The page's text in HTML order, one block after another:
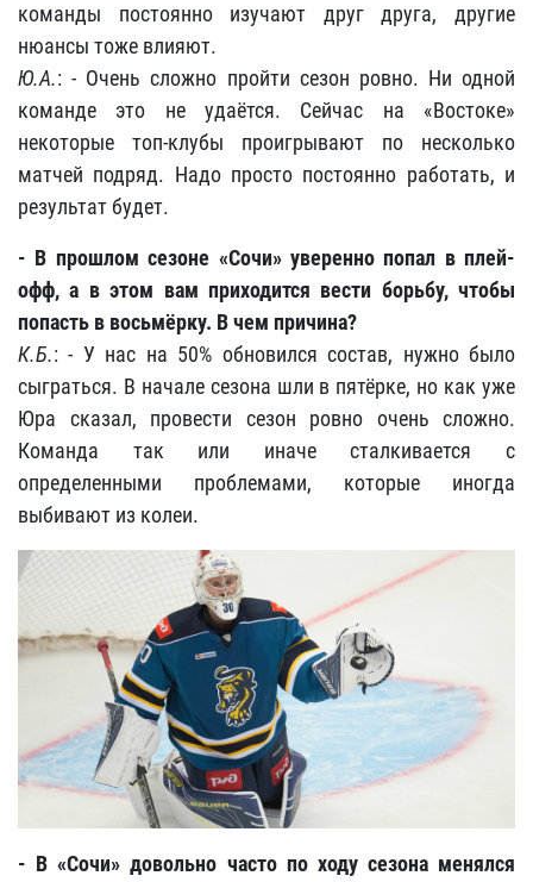
команды постоянно изучают друг друга, другие
нюансы тоже влияют.
Ю.А.: - Очень сложно пройти сезон ровно. Ни одной
команде это не удаётся. Сейчас на «Востоке»
некоторые топ-клубы проигрывают по несколько
матчей подряд. Надо просто постоянно работать, и
результат будет.
- В прошлом сезоне «Сочи» уверенно попал в плей-
офф, а в этом вам приходится вести борьбу, чтобы
попасть в восьмёрку. В чем причина?
К.Б.: - У нас на 50% обновился состав, нужно было
сыграться. В начале сезона шли в пятёрке, но как уже
Юра сказал, провести сезон ровно очень сложно.
Команда так или иначе сталкивается с
определенными проблемами, которые иногда
выбивают из колеи.
- В «Сочи» довольно часто по ходу сезона менялся